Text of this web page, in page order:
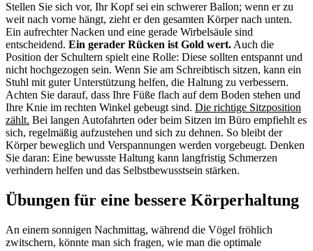
Stellen Sie sich vor, Ihr Kopf sei ein schwerer Ballon; wenn er zu
weit nach vorne hängt, zieht er den gesamten Körper nach unten.
Ein aufrechter Nacken und eine gerade Wirbelsäule sind
entscheidend. Ein gerader Rücken ist Gold wert. Auch die
Position der Schultern spielt eine Rolle: Diese sollten entspannt und
nicht hochgezogen sein. Wenn Sie am Schreibtisch sitzen, kann ein
Stuhl mit guter Unterstützung helfen, die Haltung zu verbessern.
Achten Sie darauf, dass Ihre Füße flach auf dem Boden stehen und
Ihre Knie im rechten Winkel gebeugt sind. Die richtige Sitzposition
zählt. Bei langen Autofahrten oder beim Sitzen im Büro empfiehlt es
sich, regelmäßig aufzustehen und sich zu dehnen. So bleibt der
Körper beweglich und Verspannungen werden vorgebeugt. Denken
Sie daran: Eine bewusste Haltung kann langfristig Schmerzen
verhindern helfen und das Selbstbewusstsein stärken.
Übungen für eine bessere Körperhaltung
An einem sonnigen Nachmittag, während die Vögel fröhlich
zwitschern, könnte man sich fragen, wie man die optimale